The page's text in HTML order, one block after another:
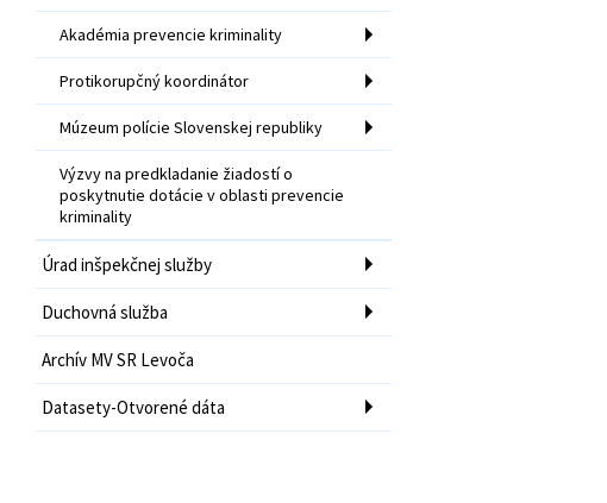
Akadémia prevencie kriminality
Protikorupčný koordinátor
Múzeum polície Slovenskej republiky
Výzvy na predkladanie žiadostí o
poskytnutie dotácie v oblasti prevencie
kriminality
Úrad inšpekčnej služby
Duchovná služba
Archív MV SR Levoča
Datasety-Otvorené dáta